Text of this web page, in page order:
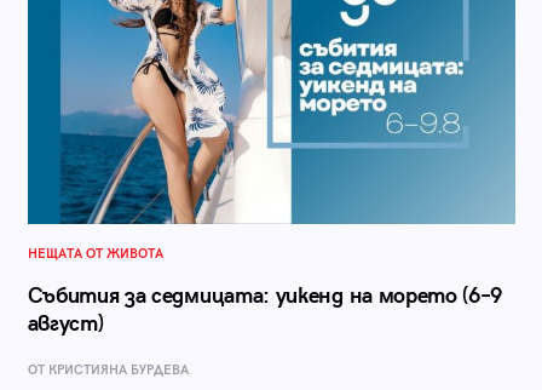
НЕЩАТА ОТ ЖИВОТА
Събития за седмицата: уикенд на морето (6–9
август)
ОТ КРИСТИЯНА БУРДЕВА